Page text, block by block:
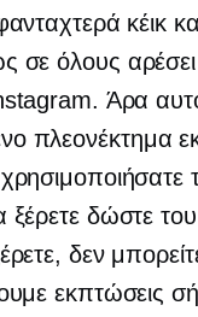
κέικ
σε όλους
Άρα
πλεονέκτημα
δώστε του
δεν
εκπτώσεις